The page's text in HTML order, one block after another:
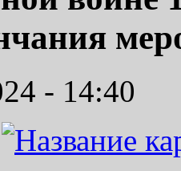
- 14:40